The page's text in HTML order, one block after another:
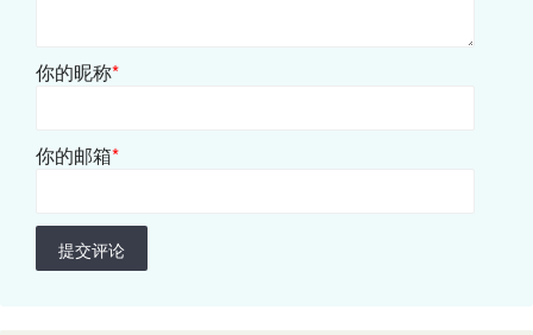
你的昵称*
你的邮箱*
提交评论